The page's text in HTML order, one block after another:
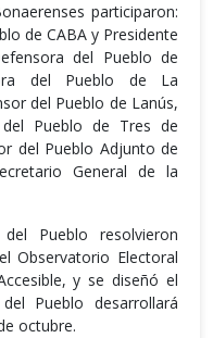
participaron:
de CABA y Presidente
del Pueblo de
del Pueblo de La
del Pueblo de Lanús,
Pueblo de Tres de
del Pueblo Adjunto de
General de la
Pueblo resolvieron
Observatorio Electoral
y se diseñó el
Pueblo desarrollará
octubre.